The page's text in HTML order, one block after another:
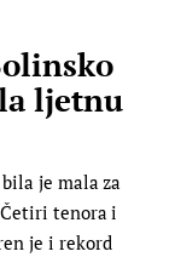
ljetnu
je mala za
tenora i
je i rekord